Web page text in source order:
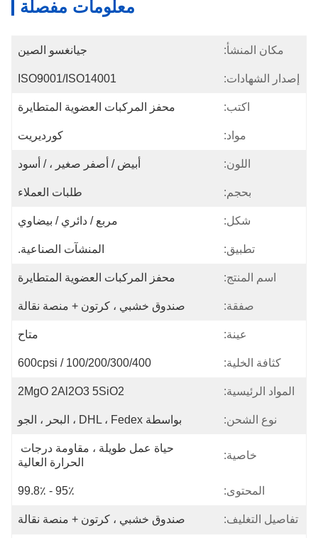
معلومات مفصلة
مكان المنشأ: جيانغسو الصين
إصدار الشهادات: ISO9001/ISO14001
اكتب: محفز المركبات العضوية المتطايرة
مواد: كورديريت
اللون: أبيض / أصفر صغير ، / أسود
بحجم: طلبات العملاء
شكل: مربع / دائري / بيضاوي
تطبيق: المنشآت الصناعية.
اسم المنتج: محفز المركبات العضوية المتطايرة
صفقة: صندوق خشبي ، كرتون + منصة نقالة
عينة: متاح
كثافة الخلية: 100/200/300/400 / 600cpsi
المواد الرئيسية: 2MgO 2Al2O3 5SiO2
نوع الشحن: بواسطة DHL ، Fedex ، البحر ، الجو
خاصية:
حياة عمل طويلة ، مقاومة درجات
الحرارة العالية
المحتوى: 95٪ - 99.8٪
تفاصيل التغليف: صندوق خشبي ، كرتون + منصة نقالة